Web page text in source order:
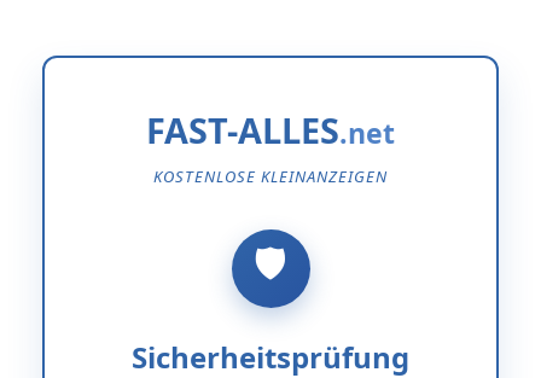
FAST-ALLES
KOSTENLOSE KLEINANZEIGEN
Sicherheitsprüfung